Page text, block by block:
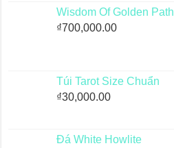
Wisdom Of Golden Path
₫700,000.00
Túi Tarot Size Chuẩn
₫30,000.00
Đá White Howlite